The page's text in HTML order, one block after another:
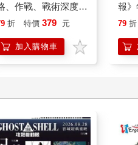
、作戰、戰術深度解
折 特價 379 元
加入購物車
報
洲
精
79 折